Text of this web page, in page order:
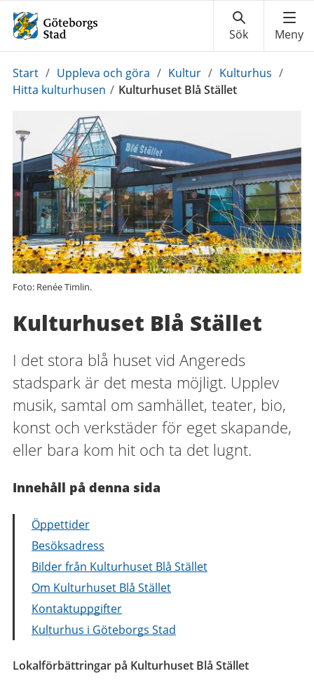
Du
är
Start / Uppleva och göra / Kultur / Kulturhus /
Hitta kulturhusen / Kulturhuset Blå Stället
Foto: Renée Timlin.
Kulturhuset Blå Stället
I det stora blå huset vid Angereds
stadspark är det mesta möjligt. Upplev
musik, samtal om samhället, teater, bio,
konst och verkstäder för eget skapande,
eller bara kom hit och ta det lugnt.
Innehåll på denna sida
Öppettider
Besöksadress
Bilder från Kulturhuset Blå Stället
Om Kulturhuset Blå Stället
Kontaktuppgifter
Kulturhus i Göteborgs Stad
Lokalförbättringar på Kulturhuset Blå Stället